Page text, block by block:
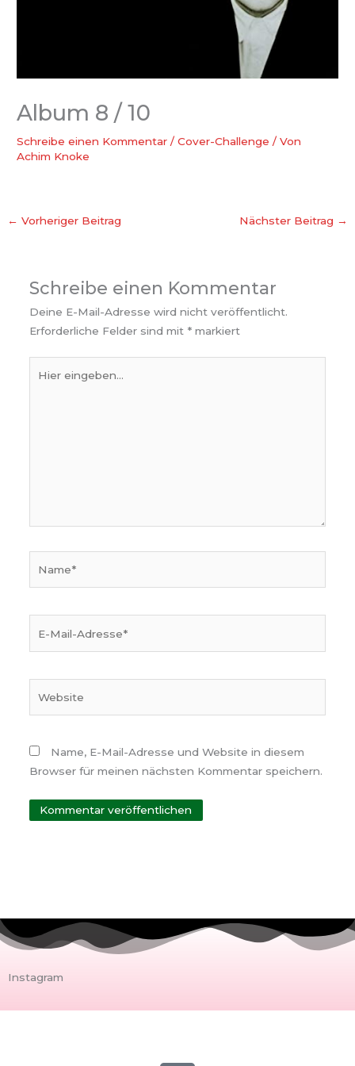
Album 8 / 10
Schreibe einen Kommentar /Cover-Challenge / Von
Achim Knoke
← Vorheriger Beitrag Nächster Beitrag →
Schreibe einen Kommentar
Deine E-Mail-Adresse wird nicht veröffentlicht.
Erforderliche Felder sind mit *markiert
eingeben…
Name, E-Mail-Adresse und Website in diesem
Browser für meinen nächsten Kommentar speichern.
Instagram